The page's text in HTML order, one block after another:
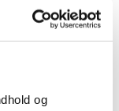
og
Hvis du
På den måde
Tryg kan du
Med